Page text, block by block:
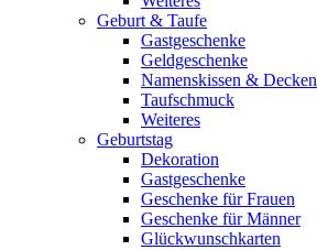
Geburt & Taufe
Gastgeschenke
Geldgeschenke
Namenskissen & Decken
Taufschmuck
Weiteres
Geburtstag
Dekoration
Gastgeschenke
Geschenke für Frauen
Geschenke für Männer
Glückwunschkarten